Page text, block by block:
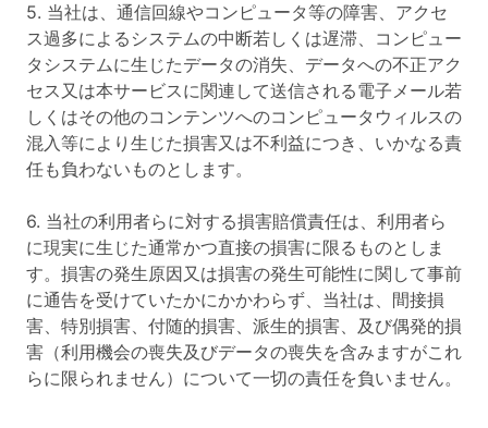
5. 当社は、通信回線やコンピュータ等の障害、アクセ
ス過多によるシステムの中断若しくは遅滞、コンピュー
タシステムに生じたデータの消失、データへの不正アク
セス又は本サービスに関連して送信される電子メール若
しくはその他のコンテンツへのコンピュータウィルスの
混入等により生じた損害又は不利益につき、いかなる責
任も負わないものとします。
6. 当社の利用者らに対する損害賠償責任は、利用者ら
に現実に生じた通常かつ直接の損害に限るものとしま
す。損害の発生原因又は損害の発生可能性に関して事前
に通告を受けていたかにかかわらず、当社は、間接損
害、特別損害、付随的損害、派生的損害、及び偶発的損
害（利用機会の喪失及びデータの喪失を含みますがこれ
らに限られません）について一切の責任を負いません。